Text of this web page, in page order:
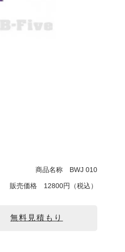
商品名称 BWJ 010
販売価格 12800円（税込）
無料見積もり